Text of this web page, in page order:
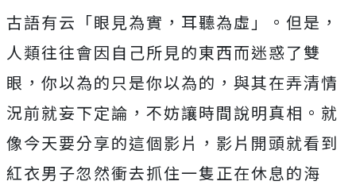
古語有云「眼見為實，耳聽為虛」。但是，
人類往往會因自己所見的東西而迷惑了雙
眼，你以為的只是你以為的，與其在弄清情
況前就妄下定論，不妨讓時間說明真相。就
像今天要分享的這個影片，影片開頭就看到
紅衣男子忽然衝去抓住一隻正在休息的海